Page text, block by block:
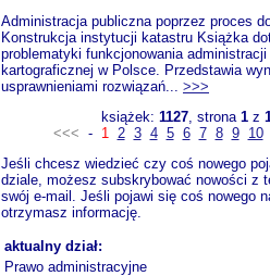
Administracja publiczna poprzez proces
Konstrukcja instytucji katastru Książka
problematyki funkcjonowania
kartograficznej w Polsce. Przedstawia
usprawnieniami rozwiązań... >>>
książek: 1127, strona 1z
<<< - 1 2 3 4 5 6 7 8 9
10
Jeśli chcesz wiedzieć czy coś nowego
dziale, możesz subskrybować nowości z
swój e-mail. Jeśli pojawi się coś nowego
otrzymasz informację.
aktualny dział:
Prawo administracyjne